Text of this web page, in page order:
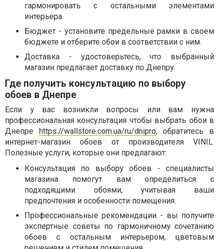
гармонировать с остальными элементами
интерьера.
Бюджет - установите предельные рамки в своем
бюджете и отберите обои в соответствии с ним.
Доставка - удостоверьтесь, что выбранный
магазин предлагает доставку по Днепру.
Где получить консультацию по выбору
обоев в Днепре
Если у вас возникли вопросы или вам нужна
профессиональная консультация чтобы выбрать обои в
Днепре https://wallstore.com.ua/ru/dnipro, обратитесь в
интернет-магазин обоев от производителя VINIL.
Полезные услуги, которые они предлагают:
Консультация по выбору обоев - специалисты
магазина помогут вам определиться с
подходящими обоями, учитывая ваши
предпочтения и особенности помещения.
Профессиональные рекомендации - вы получите
экспертные советы по гармоничному сочетанию
обоев с остальным интерьером, цветовым